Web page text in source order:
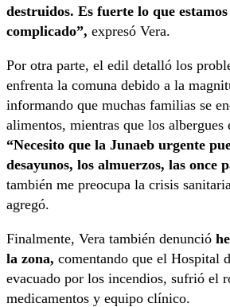
destruidos. Es fuerte lo que
complicado”, expresó Vera.
Por otra parte, el edil detalló los
enfrenta la comuna debido a la
informando que muchas familias se
alimentos, mientras que los albergues
“Necesito que la Junaeb urgente
desayunos, los almuerzos, las once
también me preocupa la crisis
agregó.
Finalmente, Vera también denunció
la zona, comentando que el Hospital
evacuado por los incendios, sufrió el
medicamentos y equipo clínico.